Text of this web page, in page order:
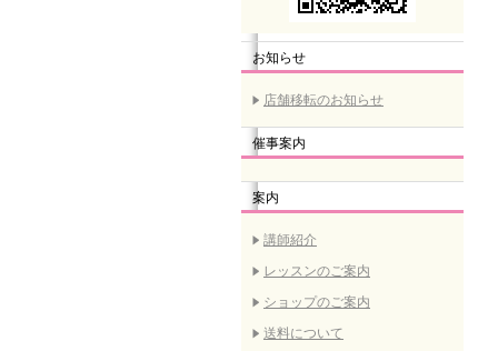
お知らせ
店舗移転のお知らせ
催事案内
案内
講師紹介
レッスンのご案内
ショップのご案内
送料について